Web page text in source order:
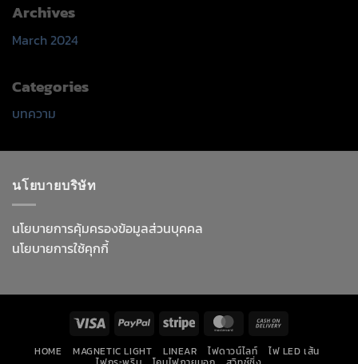
Archives
March 2024
Categories
บทความ
นโยบายบริษัท
นโยบายการคุ้มครองข้อมูลส่วนบุคคล
นโยบายการใช้คุกกี้
Visa PayPal Stripe MasterCard
Delivery
HOME MAGNETIC LIGHT LINEAR ไฟดาวน์ไลท์ ไฟ LED เส้น